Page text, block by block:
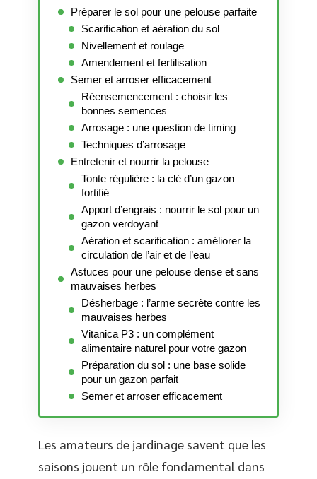
Préparer le sol pour une pelouse parfaite
Scarification et aération du sol
Nivellement et roulage
Amendement et fertilisation
Semer et arroser efficacement
Réensemencement : choisir les
bonnes semences
Arrosage : une question de timing
Techniques d’arrosage
Entretenir et nourrir la pelouse
Tonte régulière : la clé d’un gazon
fortifié
Apport d’engrais : nourrir le sol pour un
gazon verdoyant
Aération et scarification : améliorer la
circulation de l’air et de l’eau
Astuces pour une pelouse dense et sans
mauvaises herbes
Désherbage : l’arme secrète contre les
mauvaises herbes
Vitanica P3 : un complément
alimentaire naturel pour votre gazon
Préparation du sol : une base solide
pour un gazon parfait
Semer et arroser efficacement
Les amateurs de jardinage savent que les
saisons jouent un rôle fondamental dans